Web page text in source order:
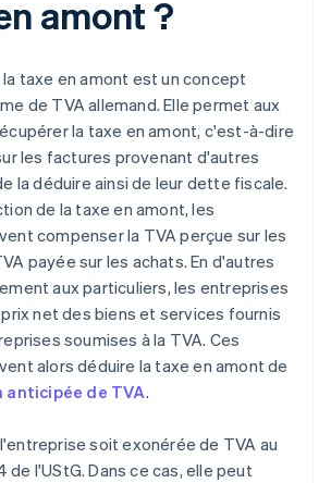
amont ?
taxe en amont est un concept
de TVA allemand. Elle permet aux
la taxe en amont, c'est-à-dire
les factures provenant d'autres
la déduire ainsi de leur dette fiscale.
de la taxe en amont, les
compenser la TVA perçue sur les
payée sur les achats. En d'autres
aux particuliers, les entreprises
net des biens et services fournis
soumises à la TVA. Ces
alors déduire la taxe en amont de
de TVA.
soit exonérée de TVA au
l'UStG. Dans ce cas, elle peut